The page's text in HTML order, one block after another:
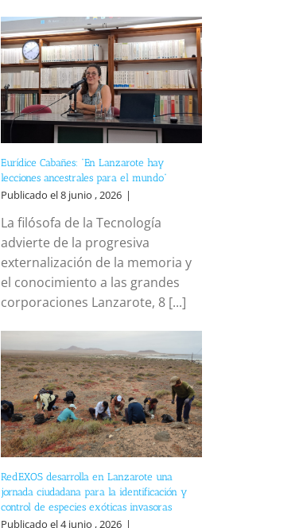
Eurídice Cabañes: “En Lanzarote hay
lecciones ancestrales para el mundo”
Publicado el 8 junio , 2026 |
La filósofa de la Tecnología
advierte de la progresiva
externalización de la memoria y
el conocimiento a las grandes
corporaciones Lanzarote, 8 [...]
RedEXOS desarrolla en Lanzarote una
jornada ciudadana para la identificación y
control de especies exóticas invasoras
Publicado el 4 junio , 2026 |